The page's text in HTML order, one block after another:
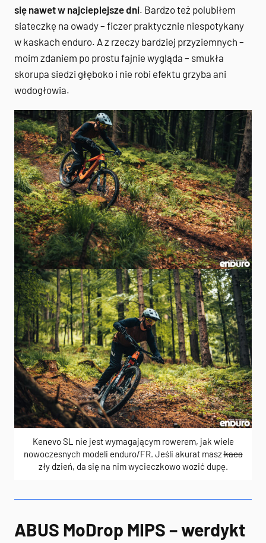
się nawet w najcieplejsze dni. Bardzo też polubiłem
siateczkę na owady – ficzer praktycznie niespotykany
w kaskach enduro. A z rzeczy bardziej przyziemnych –
moim zdaniem po prostu fajnie wygląda – smukła
skorupa siedzi głęboko i nie robi efektu grzyba ani
wodogłowia.
Kenevo SL nie jest wymagającym rowerem, jak wiele
nowoczesnych modeli enduro/FR. Jeśli akurat maszkaca
zły dzień, da się na nim wycieczkowo wozić dupę.
ABUS MoDrop MIPS – werdykt